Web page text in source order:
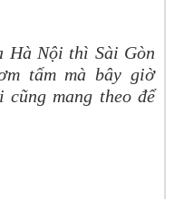
Hà Nội thì Sài Gòn
tấm mà bây giờ
mang theo để